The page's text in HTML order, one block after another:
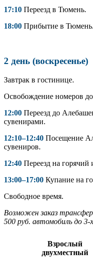
17:10 Переезд в Тюмень.
18:00 Прибытие в
2 день (воскресенье)
Завтрак в гостинице.
Освобождение номеров до
12:00 Переезд до
сувенирами.
12:10–12:40 Посещение
сувениров.
12:40 Переезд на горячий
13:00–17:00 Купание на
Свободное время.
Возможен заказ
500 руб. автомобиль до 3-
Взрослый
двухместный